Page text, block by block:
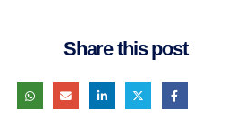
Share this post